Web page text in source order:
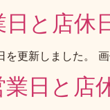
日と店休
を更新しました。
日と店